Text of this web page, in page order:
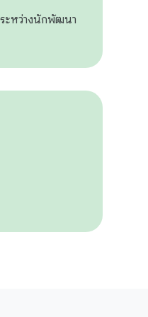
ะหว่างนักพัฒนา